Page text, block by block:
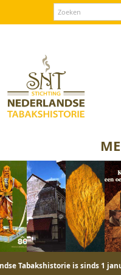
Tabakshistorie is sinds 1